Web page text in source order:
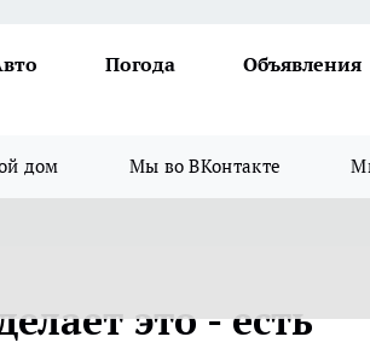
Погода
Объявления
дом Мы во ВКонтакте
это - есть